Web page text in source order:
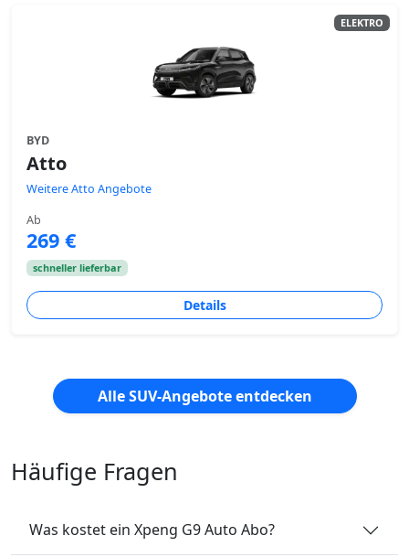
ELEKTRO
BYD
Atto
Weitere Atto Angebote
Ab
269 €
schneller lieferbar
Details
Alle SUV-Angebote entdecken
Häufige Fragen
Was kostet ein Xpeng G9 Auto Abo?